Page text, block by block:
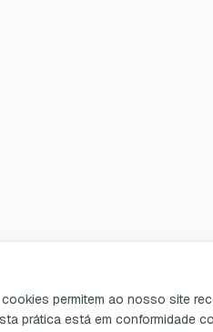
permitem ao nosso site
prática está em conformidade